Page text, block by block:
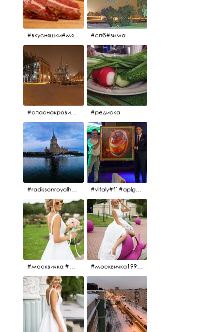
#вкусняшки#мясо #спб#зима
#спаснакрови#зима#спб #редиска
#radissonroyalhotel #рэдиссонройал#рэдиссонройалмосква #рекамосква#москва#гостиницаукраина#украина#hotel#отель#moscow @radissonroyalmoscow #vitaly#f1#aplgallery#formula1
#москвичка #москвичка1990#вднх2016 #июль2016 #1990 #москвичка1990@#июль2016 #вднх2016 #1990